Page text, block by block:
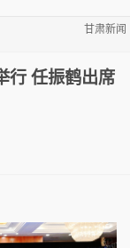
甘肃新闻
行 任振鹤出席